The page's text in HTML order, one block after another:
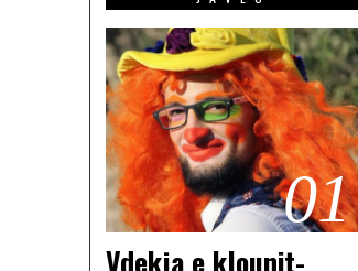
01
Vdekja e klounit-